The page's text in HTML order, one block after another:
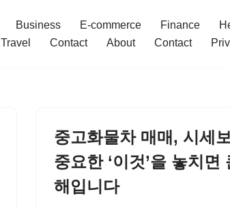
Business E-commerce Finance
Travel Contact About Contact
중고화물차 매매, 시세
중요한 ‘이것’을 놓치면
해입니다